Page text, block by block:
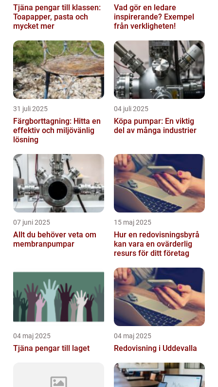
Tjäna pengar till klassen:
Toapapper, pasta och
mycket mer
Vad gör en ledare
inspirerande? Exempel
från verkligheten!
31 juli 2025
Färgborttagning: Hitta en
effektiv och miljövänlig
lösning
04 juli 2025
Köpa pumpar: En viktig
del av många industrier
07 juni 2025
Allt du behöver veta om
membranpumpar
15 maj 2025
Hur en redovisningsbyrå
kan vara en ovärderlig
resurs för ditt företag
04 maj 2025
Tjäna pengar till laget
04 maj 2025
Redovisning i Uddevalla